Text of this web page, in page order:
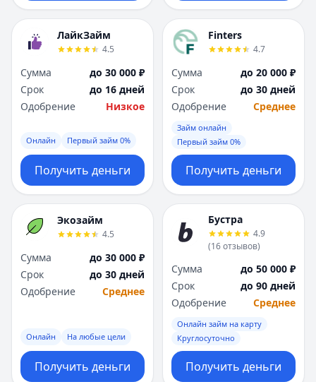
ЛайкЗайм
4.5
Сумма
до 30 000 ₽
Срок
до 16 дней
Одобрение
Низкое
Онлайн Первый займ 0%
Получить деньги
Finters
4.7
Сумма
до 20 000 ₽
Срок
до 30 дней
Одобрение
Среднее
Займ онлайн
Первый займ 0%
Получить деньги
Экозайм
4.5
Сумма
до 30 000 ₽
Срок
до 30 дней
Одобрение
Среднее
Онлайн На любые цели
Получить деньги
Бустра
4.9
(16отзывов)
Сумма
до 50 000 ₽
Срок
до 90 дней
Одобрение
Среднее
Онлайн займ на карту
Круглосуточно
Получить деньги